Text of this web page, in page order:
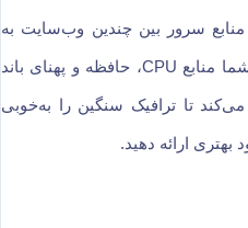
سرور بین چندین وب‌سایت به
اشتراک گذاشته می‌شود، در VPS شما منابع CPU، حافظه و پهنای باند
تا ترافیک سنگین را به‌خوبی
بهتری ارائه دهید.